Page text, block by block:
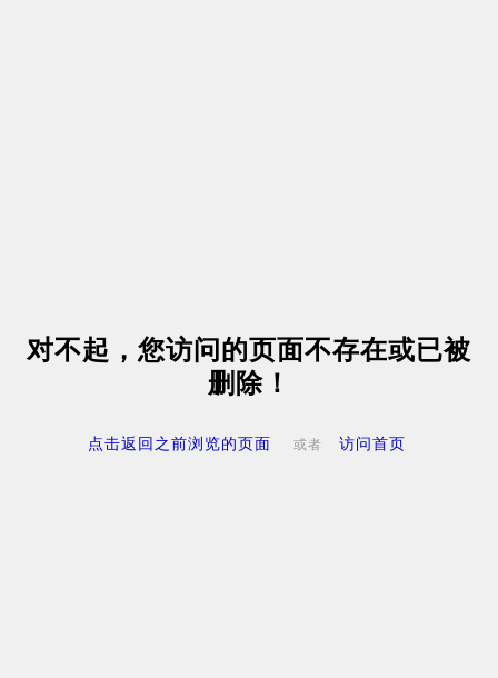
对不起，您访问的页面不存在或已被
删除！
点击返回之前浏览的页面 或者 访问首页